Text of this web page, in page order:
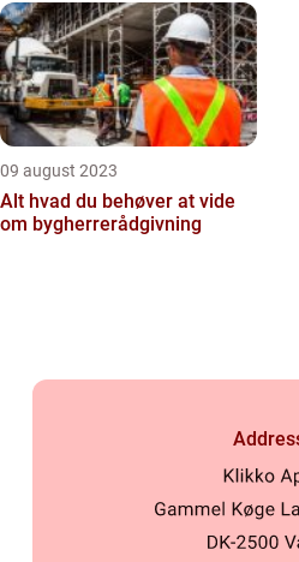
09 august 2023
Alt hvad du behøver at vide
om bygherrerådgivning